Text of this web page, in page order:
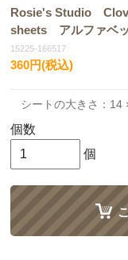
Rosie's Studio
sheets アルファベ
15225-166517
360円(税込)
シートの大きさ：14
個数
個